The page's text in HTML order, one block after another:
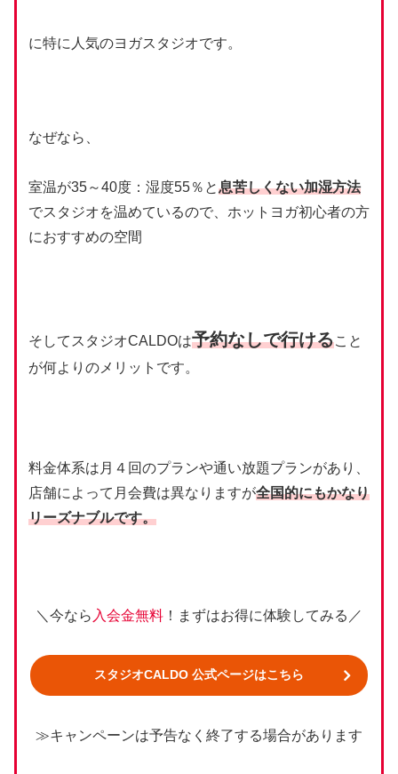
に特に人気のヨガスタジオです。
なぜなら、
室温が35～40度：湿度55％と息苦しくない加湿方法
でスタジオを温めているので、ホットヨガ初心者の方
におすすめの空間
そしてスタジオCALDOは予約なしで行けること
が何よりのメリットです。
料金体系は月４回のプランや通い放題プランがあり、
店舗によって月会費は異なりますが全国的にもかなり
リーズナブルです。
＼今なら 入会金無料 ！まずはお得に体験してみる／
スタジオCALDO 公式ページはこちら
≫キャンペーンは予告なく終了する場合があります